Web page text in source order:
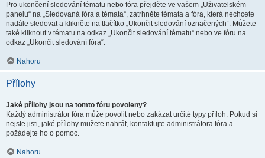
Pro ukončení sledování tématu nebo fóra přejděte ve vašem „Uživatelském
panelu“ na „Sledovaná fóra a témata“, zatrhněte témata a fóra, která nechcete
nadále sledovat a klikněte na tlačítko „Ukončit sledování označených“. Můžete
také kliknout v tématu na odkaz „Ukončit sledování tématu“ nebo ve fóru na
odkaz „Ukončit sledování fóra“.
Nahoru
Přílohy
Jaké přílohy jsou na tomto fóru povoleny?
Každý administrátor fóra může povolit nebo zakázat určité typy příloh. Pokud si
nejste jisti, jaké přílohy můžete nahrát, kontaktujte administrátora fóra a
požádejte ho o pomoc.
Nahoru